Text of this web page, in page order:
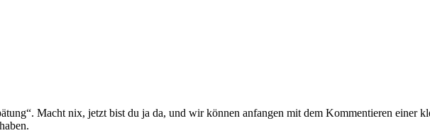
“. Macht nix, jetzt bist du ja da, und wir können anfangen mit dem Kommentieren einer